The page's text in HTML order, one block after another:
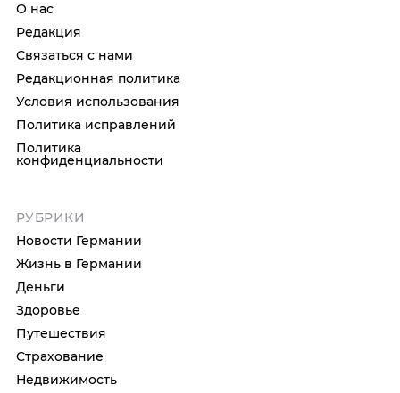
О нас
Редакция
Связаться с нами
Редакционная политика
Условия использования
Политика исправлений
Политика
конфиденциальности
РУБРИКИ
Новости Германии
Жизнь в Германии
Деньги
Здоровье
Путешествия
Страхование
Недвижимость